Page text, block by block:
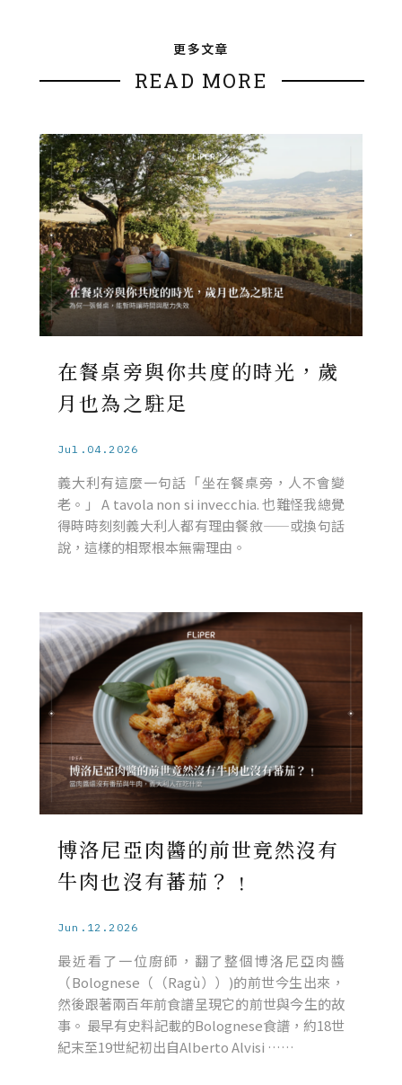
更多文章
READ MORE
在餐桌旁與你共度的時光，歲
月也為之駐足
Jul.04.2026
義大利有這麼一句話「坐在餐桌旁，人不會變
老。」 A tavola non si invecchia. 也難怪我總覺
得時時刻刻義大利人都有理由餐敘——或換句話
說，這樣的相聚根本無需理由。
博洛尼亞肉醬的前世竟然沒有
牛肉也沒有蕃茄？﹗
Jun.12.2026
最近看了一位廚師，翻了整個博洛尼亞肉醬
（Bolognese（（Ragù））)的前世今生出來，
然後跟著兩百年前食譜呈現它的前世與今生的故
事。 最早有史料記載的Bolognese食譜，約18世
紀末至19世紀初出自Alberto Alvisi ……